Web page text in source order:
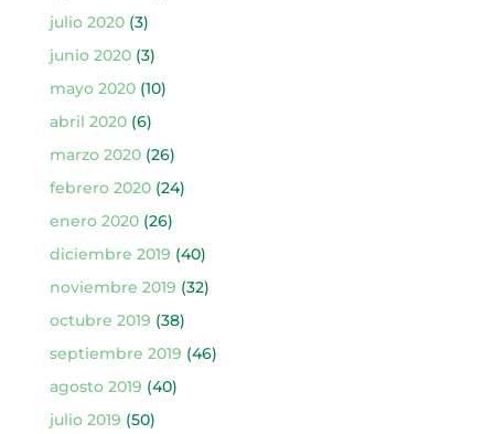
julio 2020(3)
junio 2020(3)
mayo 2020(10)
abril 2020(6)
marzo 2020(26)
febrero 2020(24)
enero 2020(26)
diciembre 2019 (40)
noviembre 2019 (32)
octubre 2019 (38)
septiembre 2019 (46)
agosto 2019 (40)
julio 2019 (50)